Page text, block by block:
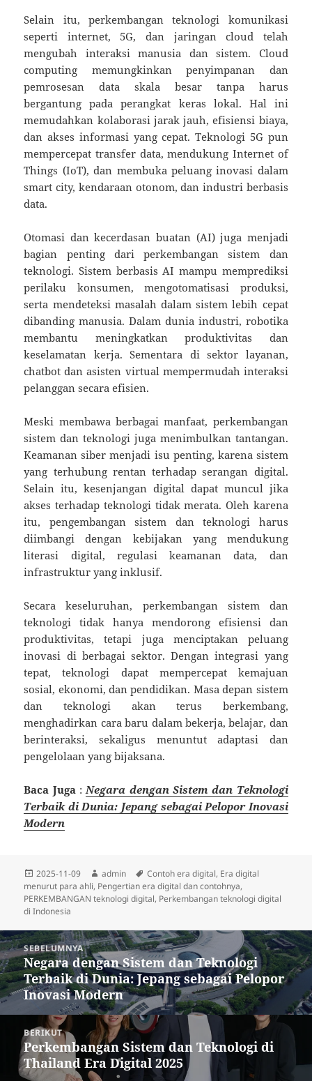
Selain itu, perkembangan teknologi komunikasi
seperti internet, 5G, dan jaringan cloud telah
mengubah interaksi manusia dan sistem. Cloud
computing memungkinkan penyimpanan dan
pemrosesan data skala besar tanpa harus
bergantung pada perangkat keras lokal. Hal ini
memudahkan kolaborasi jarak jauh, efisiensi biaya,
dan akses informasi yang cepat. Teknologi 5G pun
mempercepat transfer data, mendukung Internet of
Things (IoT), dan membuka peluang inovasi dalam
smart city, kendaraan otonom, dan industri berbasis
data.
Otomasi dan kecerdasan buatan (AI) juga menjadi
bagian penting dari perkembangan sistem dan
teknologi. Sistem berbasis AI mampu memprediksi
perilaku konsumen, mengotomatisasi produksi,
serta mendeteksi masalah dalam sistem lebih cepat
dibanding manusia. Dalam dunia industri, robotika
membantu meningkatkan produktivitas dan
keselamatan kerja. Sementara di sektor layanan,
chatbot dan asisten virtual mempermudah interaksi
pelanggan secara efisien.
Meski membawa berbagai manfaat, perkembangan
sistem dan teknologi juga menimbulkan tantangan.
Keamanan siber menjadi isu penting, karena sistem
yang terhubung rentan terhadap serangan digital.
Selain itu, kesenjangan digital dapat muncul jika
akses terhadap teknologi tidak merata. Oleh karena
itu, pengembangan sistem dan teknologi harus
diimbangi dengan kebijakan yang mendukung
literasi digital, regulasi keamanan data, dan
infrastruktur yang inklusif.
Secara keseluruhan, perkembangan sistem dan
teknologi tidak hanya mendorong efisiensi dan
produktivitas, tetapi juga menciptakan peluang
inovasi di berbagai sektor. Dengan integrasi yang
tepat, teknologi dapat mempercepat kemajuan
sosial, ekonomi, dan pendidikan. Masa depan sistem
dan teknologi akan terus berkembang,
menghadirkan cara baru dalam bekerja, belajar, dan
berinteraksi, sekaligus menuntut adaptasi dan
pengelolaan yang bijaksana.
Baca Juga : Negara dengan Sistem dan Teknologi
Terbaik di Dunia: Jepang sebagai Pelopor Inovasi
Modern
Diposkan
pada
2025-11-09 Penulis
admin Tag
Contoh era digital, Era digital
menurut para ahli, Pengertian era digital dan contohnya,
PERKEMBANGAN teknologi digital, Perkembangan teknologi digital
di Indonesia
Navigasi
pos SEBELUMNYA
Pos
sebelumnya:
Negara dengan Sistem dan Teknologi
Terbaik di Dunia: Jepang sebagai Pelopor
Inovasi Modern
BERIKUT
Pos
berikutnya:
Perkembangan Sistem dan Teknologi di
Thailand Era Digital 2025